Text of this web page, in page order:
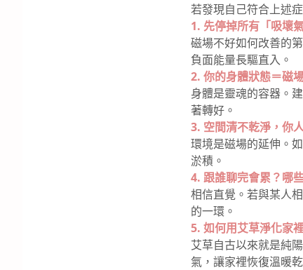
若發現自己符合上述
1. 先停掉所有「吸壞
磁場不好如何改善的
負面能量長驅直入。
2. 你的身體狀態＝磁
身體是靈魂的容器。
著轉好。
3. 空間清不乾淨，你
環境是磁場的延伸。
淤積。
4. 跟誰聊完會累？哪
相信直覺。若與某人
的一環。
5. 如何用艾草淨化家
艾草自古以來就是純
氣，讓家裡恢復溫暖